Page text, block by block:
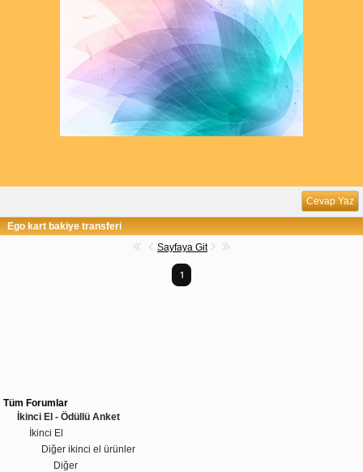
Cevap Yaz
Ego kart bakiye transferi
Sayfaya Git
1
Tüm Forumlar
İkinci El - Ödüllü Anket
İkinci El
Diğer ikinci el ürünler
Diğer